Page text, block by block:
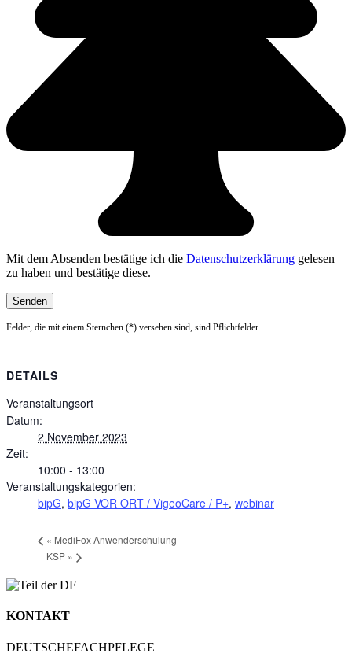
Mit dem Absenden bestätige ich die Datenschutzerklärung gelesen
zu haben und bestätige diese.
Felder, die mit einem Sternchen (*) versehen sind, sind Pflichtfelder.
DETAILS
Veranstaltungsort
Datum:
2 November 2023
Zeit:
10:00 - 13:00
Veranstaltungskategorien:
bipG, bipG VOR ORT / VigeoCare / P+, webinar
« MediFox Anwenderschulung
KSP »
KONTAKT
DEUTSCHEFACHPFLEGE